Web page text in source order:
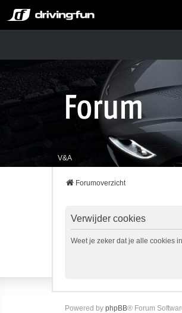
V&A
Forumoverzicht
Verwijder cookies
Weet je zeker dat je alle cookies
Powered by phpBB® Forum